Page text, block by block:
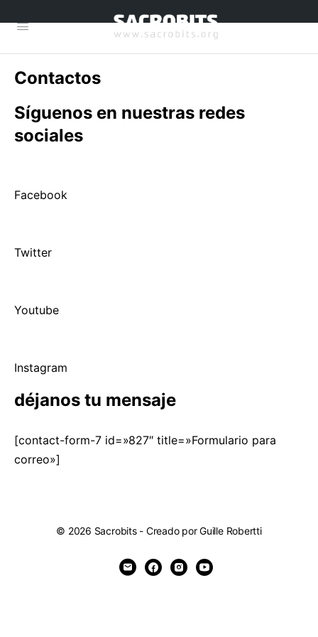
Contactos
Síguenos en nuestras redes
sociales
Facebook
Twitter
Youtube
Instagram
déjanos tu mensaje
[contact-form-7 id=»827″ title=»Formulario para
correo»]
© 2026 Sacrobits- Creado porGuille Robertti